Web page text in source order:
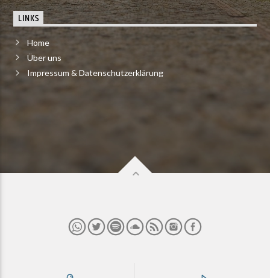
LINKS
Home
Über uns
Impressum & Datenschutzerklärung